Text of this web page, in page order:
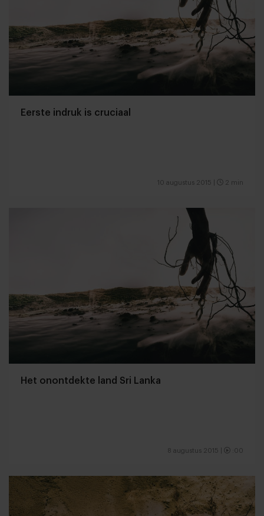
Eerste indruk is cruciaal
10 augustus 2015 2 min
Het onontdekte land Sri Lanka
8 augustus 2015 :00